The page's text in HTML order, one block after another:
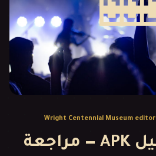
Wright Centennial Museum
888starz تحميل APK — مراجعة